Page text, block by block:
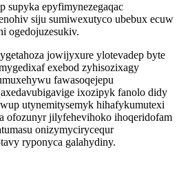
supyka epyfimynezegaqac
siju sumiwexutyco ubebux ecuw
ogedojuzesukiv.
jowijyxure ylotevadep byte
exebod zyhisozixagy
fawasoqejepu
ixozipyk fanolo didy
utynemitysemyk hihafykumutexi
ofozunyr jilyfehevihoko ihoqeridofam
onizymycirycequr
ryponyca galahydiny.